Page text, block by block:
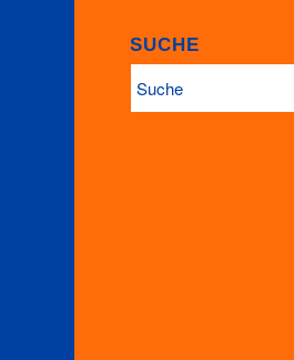
SUCHE